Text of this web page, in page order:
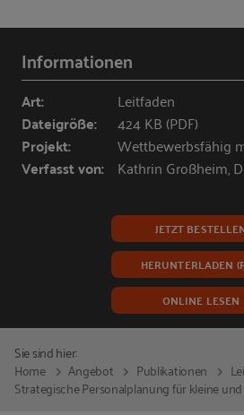
Informationen
Art: Leitfaden
Dateigröße: 424 KB (PDF)
Projekt: Wettbewerbsfähig
Verfasst von: Kathrin Großheim,
JETZT
HERUNTERLADEN
ONLINE LESEN
Sie sind hier:
Home
Angebot Publikationen
Strategische Personalplanung für kleine